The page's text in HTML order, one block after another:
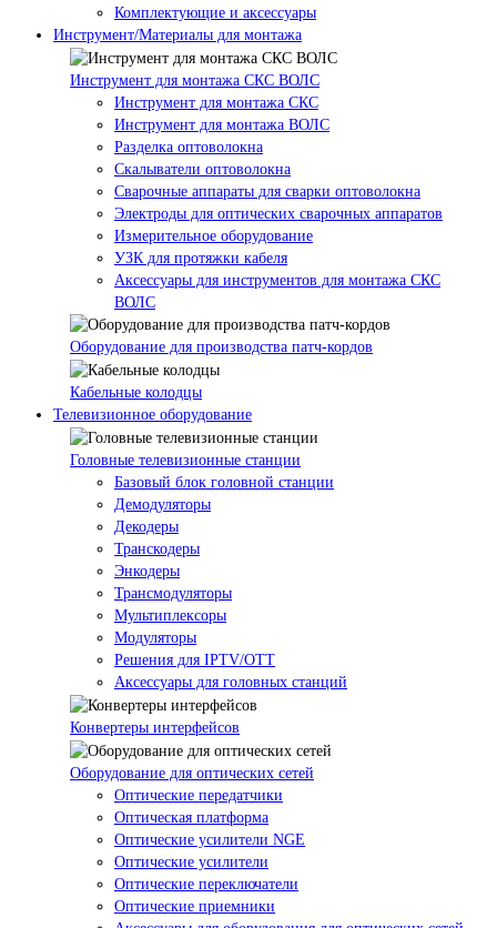
Комплектующие и аксессуары
Инструмент/Материалы для монтажа
Инструмент для монтажа СКС ВОЛС
Инструмент для монтажа СКС
Инструмент для монтажа ВОЛС
Разделка оптоволокна
Скалыватели оптоволокна
Сварочные аппараты для сварки оптоволокна
Электроды для оптических сварочных аппаратов
Измерительное оборудование
УЗК для протяжки кабеля
Аксессуары для инструментов для монтажа СКС
ВОЛС
Оборудование для производства патч-кордов
Кабельные колодцы
Телевизионное оборудование
Головные телевизионные станции
Базовый блок головной станции
Демодуляторы
Декодеры
Транскодеры
Энкодеры
Трансмодуляторы
Мультиплексоры
Модуляторы
Решения для IPTV/OTT
Аксессуары для головных станций
Конвертеры интерфейсов
Оборудование для оптических сетей
Оптические передатчики
Оптическая платформа
Оптические усилители NGE
Оптические усилители
Оптические переключатели
Оптические приемники